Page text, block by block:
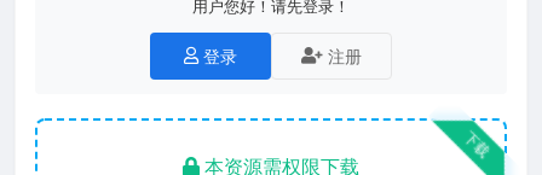
用户您好！请先登录！
登录 注册
下载
本资源需权限下载